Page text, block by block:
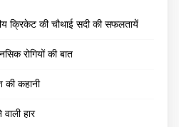
क्रिकेट की चौथाई सदी की सफलतायें
रोगियों की बात
की कहानी
हार